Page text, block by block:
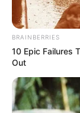
BRAINBERRIES
10 Epic Failures
Out